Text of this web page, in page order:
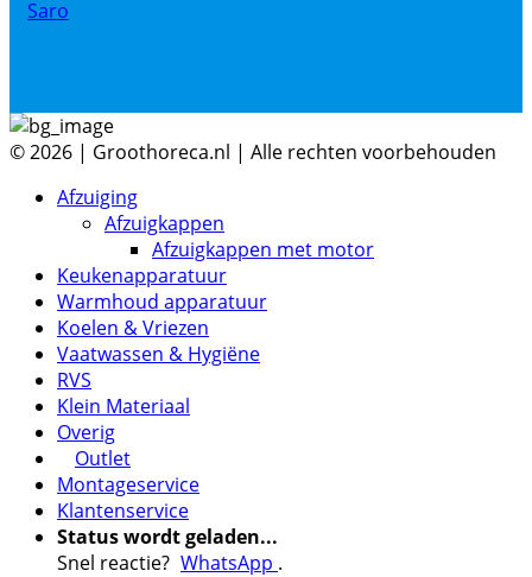
Saro
© 2026 | Groothoreca.nl | Alle rechten voorbehouden
Afzuiging
Afzuigkappen
Afzuigkappen met motor
Keukenapparatuur
Warmhoud apparatuur
Koelen & Vriezen
Vaatwassen & Hygiëne
RVS
Klein Materiaal
Overig
Outlet
Montageservice
Klantenservice
Status wordt geladen...
Snel reactie? WhatsApp .